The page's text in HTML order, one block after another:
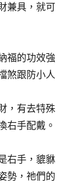
兼具，就可
福的功效強
煞跟防小人
，有去特殊
右手配戴。
右手，貔貅
勢，祂們的